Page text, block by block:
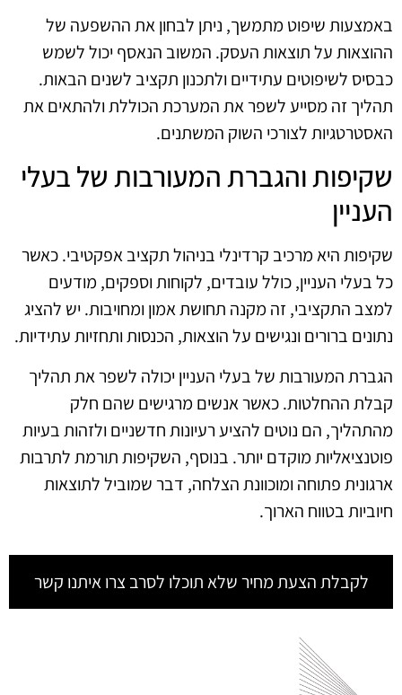
באמצעות שיפוט מתמשך, ניתן לבחון את ההשפעה של
ההוצאות על תוצאות העסק. המשוב הנאסף יכול לשמש
כבסיס לשיפוטים עתידיים ולתכנון תקציב לשנים הבאות.
תהליך זה מסייע לשפר את המערכת הכוללת ולהתאים את
האסטרטגיות לצורכי השוק המשתנים.
שקיפות והגברת המעורבות של בעלי
העניין
שקיפות היא מרכיב קרדינלי בניהול תקציב אפקטיבי. כאשר
כל בעלי העניין, כולל עובדים, לקוחות וספקים, מודעים
למצב התקציבי, זה מקנה תחושת אמון ומחויבות. יש להציג
נתונים ברורים ונגישים על הוצאות, הכנסות ותחזיות עתידיות.
הגברת המעורבות של בעלי העניין יכולה לשפר את תהליך
קבלת ההחלטות. כאשר אנשים מרגישים שהם חלק
מהתהליך, הם נוטים להציע רעיונות חדשניים ולזהות בעיות
פוטנציאליות מוקדם יותר. בנוסף, השקיפות תורמת לתרבות
ארגונית פתוחה ומוכוונת הצלחה, דבר שמוביל לתוצאות
חיוביות בטווח הארוך.
לקבלת הצעת מחיר שלא תוכלו לסרב צרו איתנו קשר